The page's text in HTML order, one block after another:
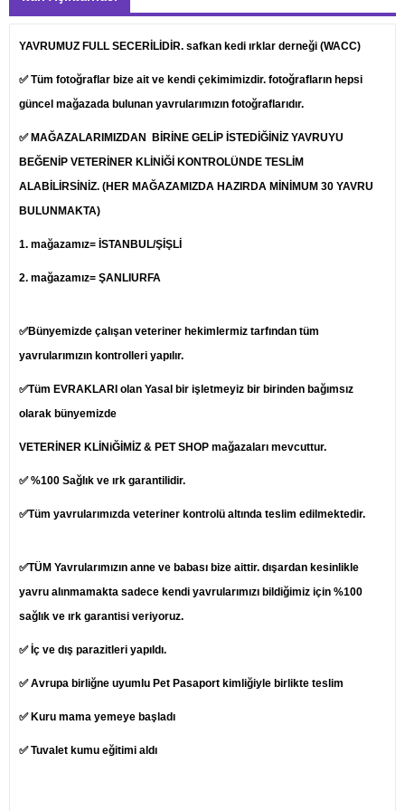
YAVRUMUZ FULL SECERİLİDİR. safkan kedi ırklar derneği (WACC)
✅ Tüm fotoğraflar bize ait ve kendi çekimimizdir. fotoğrafların hepsi
güncel mağazada bulunan yavrularımızın fotoğraflarıdır.
✅ MAĞAZALARIMIZDAN BİRİNE GELİP İSTEDİĞİNİZ YAVRUYU
BEĞENİP VETERİNER KLİNİĞİ KONTROLÜNDE TESLİM
ALABİLİRSİNİZ. (HER MAĞAZAMIZDA HAZIRDA MİNİMUM 30 YAVRU
BULUNMAKTA)
1. mağazamız= İSTANBUL/ŞİŞLİ
2. mağazamız= ŞANLIURFA
✅Bünyemizde çalışan veteriner hekimlermiz tarfından tüm
yavrularımızın kontrolleri yapılır.
✅Tüm EVRAKLARI olan Yasal bir işletmeyiz bir birinden bağımsız
olarak bünyemizde
VETERİNER KLİNiĞİMİZ & PET SHOP mağazaları mevcuttur.
✅ %100 Sağlık ve ırk garantilidir.
✅Tüm yavrularımızda veteriner kontrolü altında teslim edilmektedir.
✅TÜM Yavrularımızın anne ve babası bize aittir. dışardan kesinlikle
yavru alınmamakta sadece kendi yavrularımızı bildiğimiz için %100
sağlık ve ırk garantisi veriyoruz.
✅ İç ve dış parazitleri yapıldı.
✅ Avrupa birliğne uyumlu Pet Pasaport kimliğiyle birlikte teslim
✅ Kuru mama yemeye başladı
✅ Tuvalet kumu eğitimi aldı